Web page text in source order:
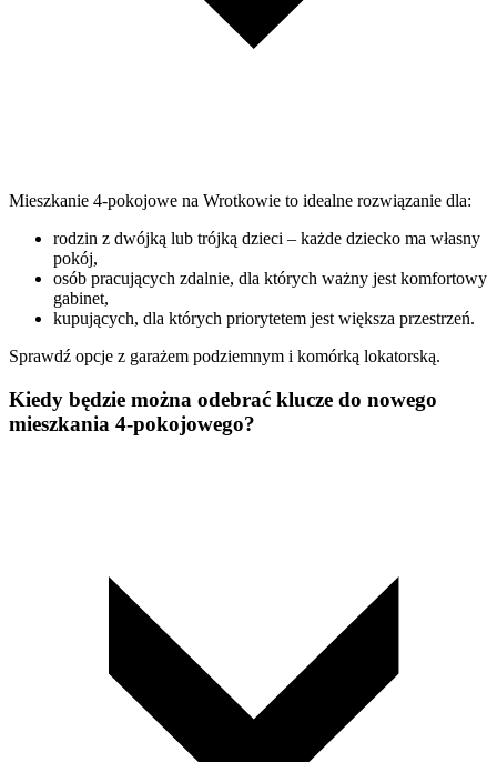
Mieszkanie 4-pokojowe na Wrotkowie to idealne rozwiązanie dla:
rodzin z dwójką lub trójką dzieci – każde dziecko ma własny
pokój,
osób pracujących zdalnie, dla których ważny jest komfortowy
gabinet,
kupujących, dla których priorytetem jest większa przestrzeń.
Sprawdź opcje z garażem podziemnym i komórką lokatorską.
Kiedy będzie można odebrać klucze do nowego
mieszkania 4-pokojowego?